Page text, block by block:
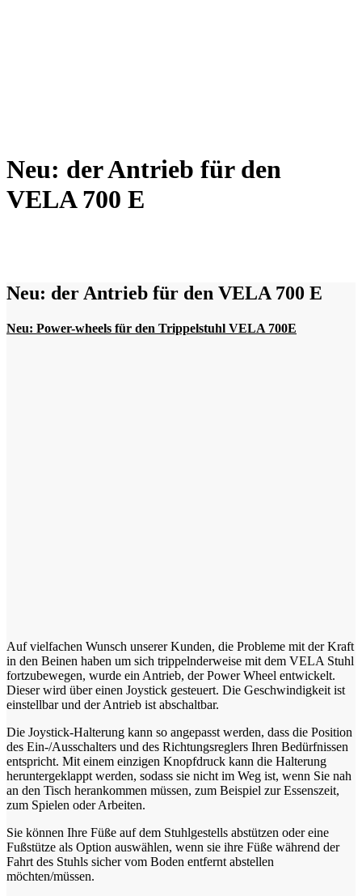
Neu: der Antrieb für den
VELA 700 E
Neu: der Antrieb für den VELA 700 E
Neu: Power-wheels für den Trippelstuhl VELA 700E
Auf vielfachen Wunsch unserer Kunden, die Probleme mit der Kraft
in den Beinen haben um sich trippelnderweise mit dem VELA Stuhl
fortzubewegen, wurde ein Antrieb, der Power Wheel entwickelt.
Dieser wird über einen Joystick gesteuert. Die Geschwindigkeit ist
einstellbar und der Antrieb ist abschaltbar.
Die Joystick-Halterung kann so angepasst werden, dass die Position
des Ein-/Ausschalters und des Richtungsreglers Ihren Bedürfnissen
entspricht. Mit einem einzigen Knopfdruck kann die Halterung
heruntergeklappt werden, sodass sie nicht im Weg ist, wenn Sie nah
an den Tisch herankommen müssen, zum Beispiel zur Essenszeit,
zum Spielen oder Arbeiten.
Sie können Ihre Füße auf dem Stuhlgestells abstützen oder eine
Fußstütze als Option auswählen, wenn sie ihre Füße während der
Fahrt des Stuhls sicher vom Boden entfernt abstellen
möchten/müssen.